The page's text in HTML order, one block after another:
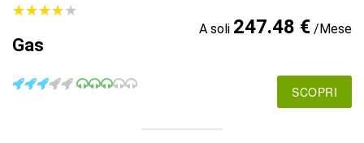
★★★★★
★★★★★
Gas
A soli 247.48 €/Mese
SCOPRI